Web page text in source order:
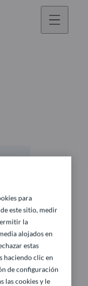
para
este sitio, medir
la
alojados en
estas
haciendo clic en
de configuración
las cookies y le